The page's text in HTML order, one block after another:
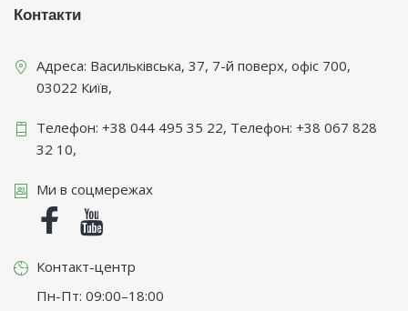
Контакти
Адреса: Васильківська, 37, 7-й поверх, офіс 700,
03022 Київ,
Телефон: +38 044 495 35 22, Телефон: +38 067 828
32 10,
Ми в соцмережах
Facebook
Контакт-центр
Пн-Пт: 09:00–18:00